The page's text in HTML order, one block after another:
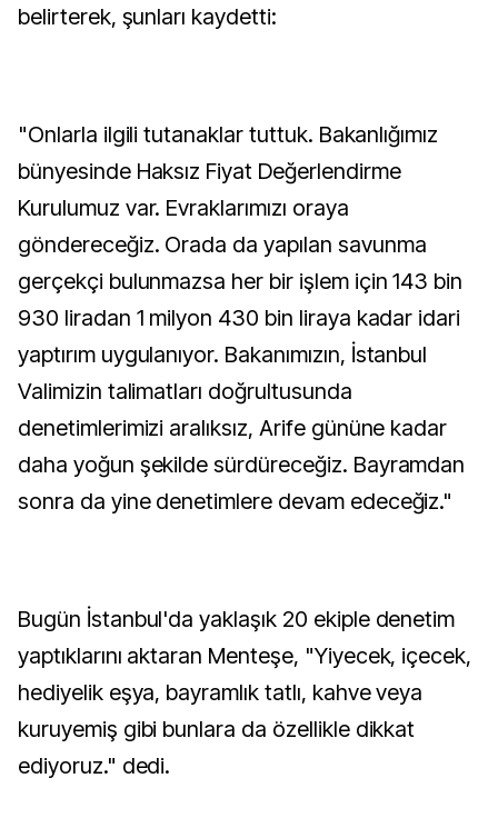
belirterek, şunları kaydetti:
"Onlarla ilgili tutanaklar tuttuk. Bakanlığımız
bünyesinde Haksız Fiyat Değerlendirme
Kurulumuz var. Evraklarımızı oraya
göndereceğiz. Orada da yapılan savunma
gerçekçi bulunmazsa her bir işlem için 143 bin
930 liradan 1 milyon 430 bin liraya kadar idari
yaptırım uygulanıyor. Bakanımızın, İstanbul
Valimizin talimatları doğrultusunda
denetimlerimizi aralıksız, Arife gününe kadar
daha yoğun şekilde sürdüreceğiz. Bayramdan
sonra da yine denetimlere devam edeceğiz."
Bugün İstanbul'da yaklaşık 20 ekiple denetim
yaptıklarını aktaran Menteşe, "Yiyecek, içecek,
hediyelik eşya, bayramlık tatlı, kahve veya
kuruyemiş gibi bunlara da özellikle dikkat
ediyoruz." dedi.